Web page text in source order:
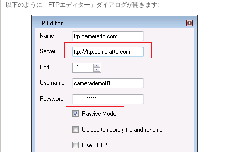
以下のように「FTPエディター」ダイアログが開きます: